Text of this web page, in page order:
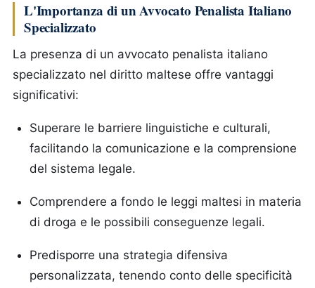
L'Importanza di un Avvocato Penalista Italiano
Specializzato
La presenza di un avvocato penalista italiano
specializzato nel diritto maltese offre vantaggi
significativi:
Superare le barriere linguistiche e culturali,
facilitando la comunicazione e la comprensione
del sistema legale.
Comprendere a fondo le leggi maltesi in materia
di droga e le possibili conseguenze legali.
Predisporre una strategia difensiva
personalizzata, tenendo conto delle specificità